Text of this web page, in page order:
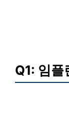
Q1: 임